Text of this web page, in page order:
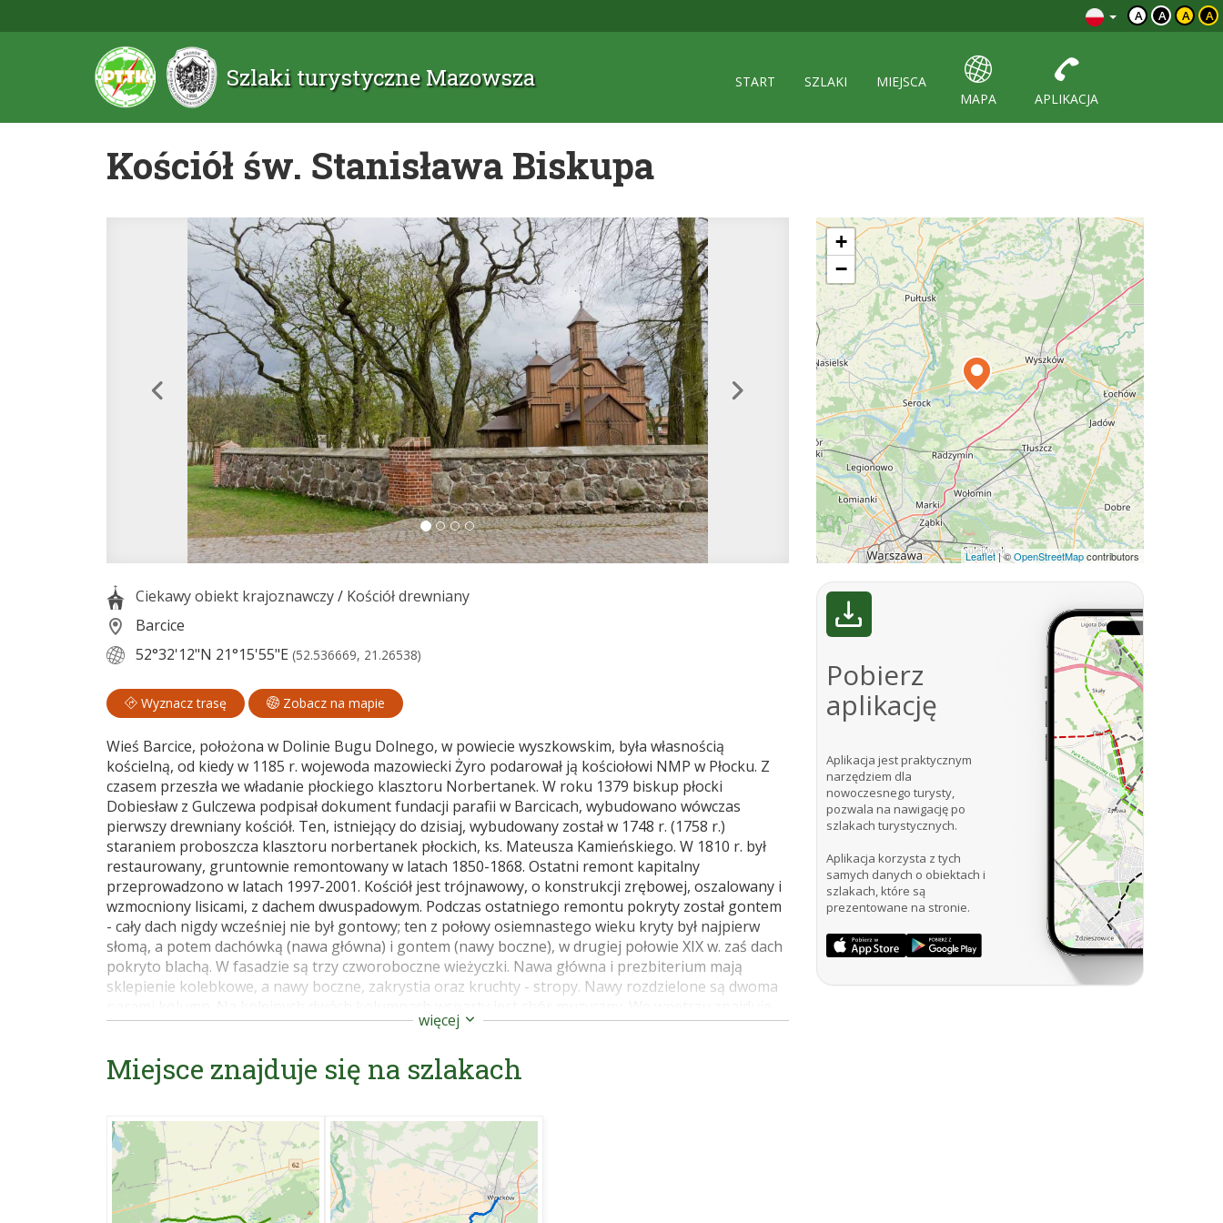
A A A A
Szlaki turystyczne Mazowsza START SZLAKI
MIEJSCA
MAPA
APLIKACJA
Kościół św. Stanisława Biskupa
Ciekawy obiekt krajoznawczy/ Kościół drewniany
Barcice
52°32'12"N 21°15'55"E (52.536669, 21.26538)
Wyznacz trasę Zobacz na mapie
Wieś Barcice, położona w Dolinie Bugu Dolnego, w powiecie wyszkowskim, była własnością
kościelną, od kiedy w 1185 r. wojewoda mazowiecki Żyro podarował ją kościołowi NMP w Płocku. Z
czasem przeszła we władanie płockiego klasztoru Norbertanek. W roku 1379 biskup płocki
Dobiesław z Gulczewa podpisał dokument fundacji parafii w Barcicach, wybudowano wówczas
pierwszy drewniany kościół. Ten, istniejący do dzisiaj, wybudowany został w 1748 r. (1758 r.)
staraniem proboszcza klasztoru norbertanek płockich, ks. Mateusza Kamieńskiego. W 1810 r. był
restaurowany, gruntownie remontowany w latach 1850-1868. Ostatni remont kapitalny
przeprowadzono w latach 1997-2001. Kościół jest trójnawowy, o konstrukcji zrębowej, oszalowany i
wzmocniony lisicami, z dachem dwuspadowym. Podczas ostatniego remontu pokryty został gontem
- cały dach nigdy wcześniej nie był gontowy; ten z połowy osiemnastego wieku kryty był najpierw
słomą, a potem dachówką (nawa główna) i gontem (nawy boczne), w drugiej połowie XIX w. zaś dach
pokryto blachą. W fasadzie są trzy czworoboczne wieżyczki. Nawa główna i prezbiterium mają
sklepienie kolebkowe, a nawy boczne, zakrystia oraz kruchty - stropy. Nawy rozdzielone są dwoma
się wyposażenie barokowe i rokokowe. Najstarszym elementem zabytkowym jest krucyfiks z XVII w.
ołtarza bocznego jest obraz św. Rozalii, a nad nim rzeźbione popiersie Boga Ojca. W prawym ołtarzu
bocznym znajduje się obraz św. Józefa z dzieciątkiem. Ołtarz główny, czterokolumnowy, jest z końca
1688 r., przeniesiony z kaplicy w Somiance na początku XIX w., a w zwieńczeniu obraz św. Rocha. Pod
stropem fryz polichromowany o motywacji roślinnej. Obok kościoła stoi czworoboczna drewniana
dzwonnica, konstrukcji słupowej, wzniesiona w 1768 r., z dachem namiotowym, krytym gontem.
Kościół ogrodzony jest kamiennym murem z bramą i furtą z przełomu XIX i XX w. Przed kościołem,
poza murem, w sosnowym lasku, znajduje się osiemnastowieczna kapliczka. Drewniany kościół pod
więcej
+
−
Leaflet|©OpenStreetMapcontributors
Pobierz
aplikację
Aplikacja jest praktycznym
narzędziem dla
nowoczesnego turysty,
pozwala na nawigację po
szlakach turystycznych.
Aplikacja korzysta z tych
samych danych o obiektach i
szlakach, które są
prezentowane na stronie.
Miejsce znajduje się na szlakach